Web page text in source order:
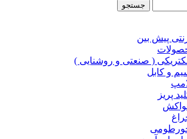
جستجو
پیش بین
( صنعتی و روشنایی )
و کابل
پریز